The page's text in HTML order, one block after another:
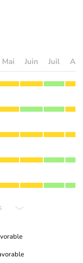
Mai Juin Juil